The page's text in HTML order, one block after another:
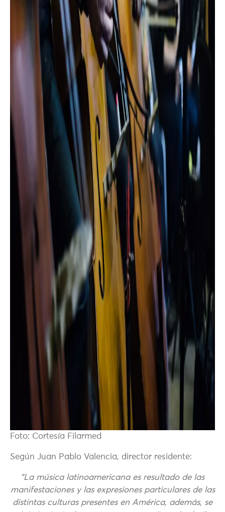
Foto: Cortesía Filarmed
Según Juan Pablo Valencia, director residente:
“La música latinoamericana es resultado de las
manifestaciones y las expresiones particulares de las
distintas culturas presentes en América, además, se